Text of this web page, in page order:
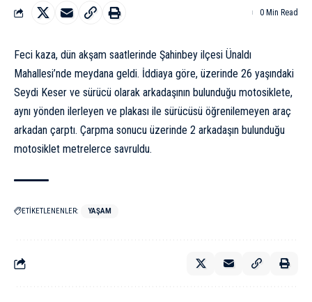
0 Min Read
Feci kaza, dün akşam saatlerinde Şahinbey ilçesi Ünaldı
Mahallesi’nde meydana geldi. İddiaya göre, üzerinde 26 yaşındaki
Seydi Keser ve sürücü olarak arkadaşının bulunduğu motosiklete,
aynı yönden ilerleyen ve plakası ile sürücüsü öğrenilemeyen araç
arkadan çarptı. Çarpma sonucu üzerinde 2 arkadaşın bulunduğu
motosiklet metrelerce savruldu.
ETİKETLENENLER: YAŞAM